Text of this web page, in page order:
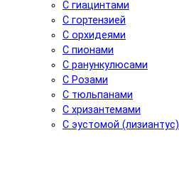
С гиацинтами
С гортензией
С орхидеями
С пионами
С ранункулюсами
С Розами
С тюльпанами
С хризантемами
С эустомой (лизиантус)